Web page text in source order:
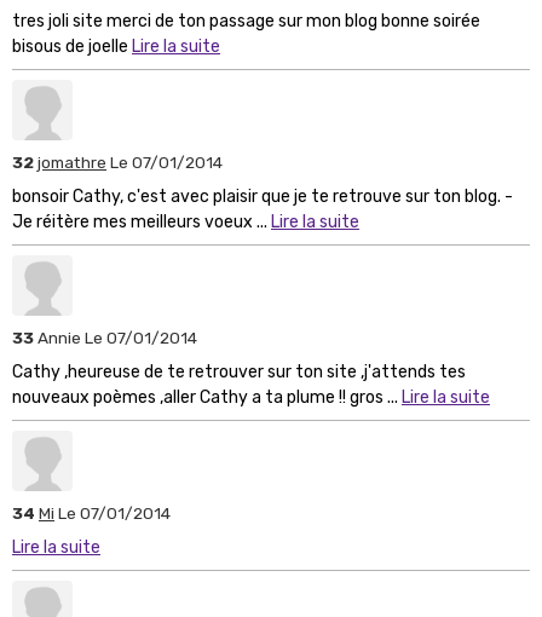
tres joli site merci de ton passage sur mon blog bonne soirée
bisous de joelle Lire la suite
32jomathre Le 07/01/2014
bonsoir Cathy, c'est avec plaisir que je te retrouve sur ton blog. -
Je réitère mes meilleurs voeux ... Lire la suite
33Annie Le 07/01/2014
Cathy ,heureuse de te retrouver sur ton site ,j'attends tes
nouveaux poèmes ,aller Cathy a ta plume !! gros ... Lire la suite
34 Mi Le 07/01/2014
Lire la suite